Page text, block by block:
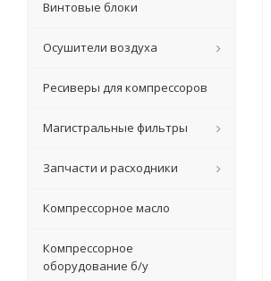
Винтовые блоки
Осушители воздуха
Ресиверы для компрессоров
Магистральные фильтры
Запчасти и расходники
Компрессорное масло
Компрессорное
оборудование б/у